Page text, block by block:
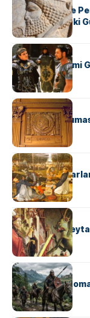
Antik Yunan ve
Şekillendiren İki
KÜLTÜR
‘Gladiator’ Filmi
KÜLTÜR
Draco’nun
Hukuk Kodu
KÜLTÜR
Avrupalı
KÜLTÜR
II. Silvester:
KÜLTÜR
Ostrogotlar
Ele Geçirdi?